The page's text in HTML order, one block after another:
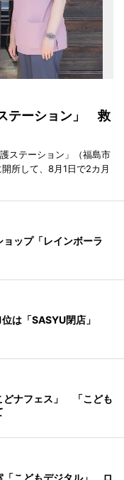
テーション」 救
ステーション」（福島市
所して、8月1日で2カ月
ップ「レインボーラ
位は「SASYU閉店」
どナフェス」 「こども